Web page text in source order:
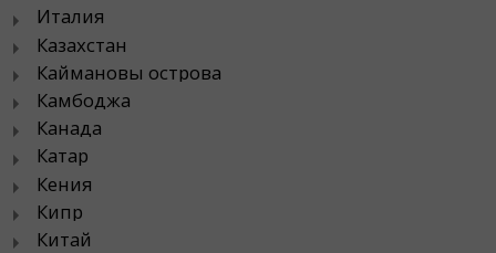
Италия
Казахстан
Каймановы острова
Камбоджа
Канада
Катар
Кения
Кипр
Китай